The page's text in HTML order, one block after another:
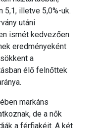
5,1, illetve 5,0%-uk.
utáni
ismét kedvezően
eredményeként
a
élő felnőttek
markáns
de a nők
a férfiakéit. A két